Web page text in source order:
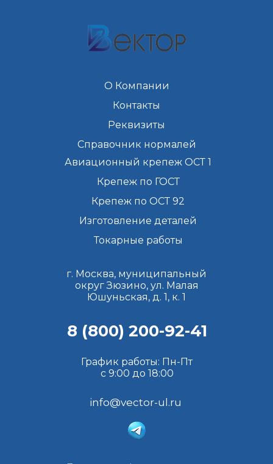
info@vector-ul.ru
График работы: Пн-Пт
с 9:00 до 18:00
г. Москва, муниципальный
округ Зюзино, ул. Малая
Юшуньская, д. 1, к. 1
О Компании
Контакты
Реквизиты
Справочник нормалей
Авиационный крепеж ОСТ 1
Крепеж по ГОСТ
Крепеж по ОСТ 92
Изготовление деталей
Токарные работы
8 (800) 200-92-41